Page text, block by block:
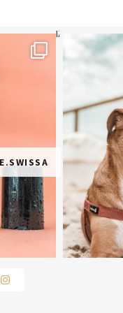
הראשונה או